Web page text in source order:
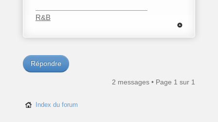
R&B
Répondre
2 messages • Page 1 sur 1
Index du forum